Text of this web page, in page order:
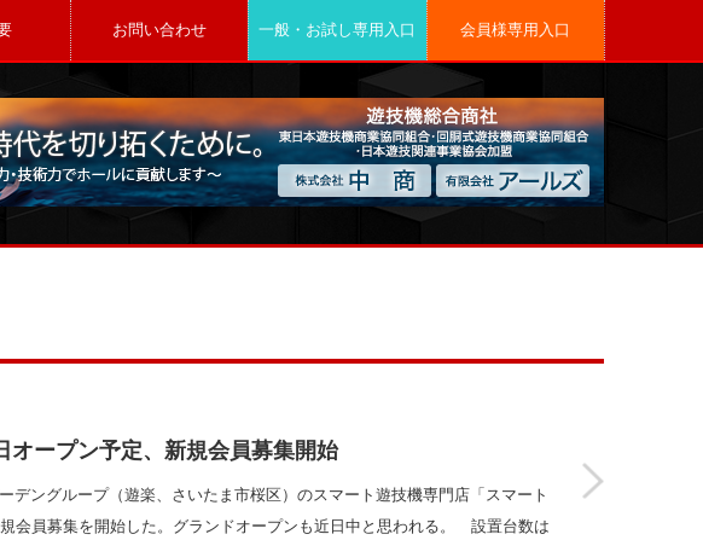
お問い合わせ 一般・お試し専用入口 会員様専用入口
オープン予定、新規会員募集開始
デングループ（遊楽、さいたま市桜区）のスマート遊技機専門店「スマート
会員募集を開始した。グランドオープンも近日中と思われる。 設置台数は